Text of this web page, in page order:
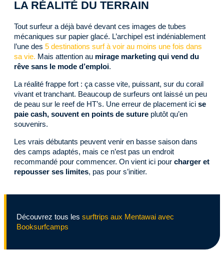
LA RÉALITÉ DU TERRAIN
Tout surfeur a déjà bavé devant ces images de tubes
mécaniques sur papier glacé. L’archipel est indéniablement
l’une des 5 destinations surf à voir au moins une fois dans
sa vie. Mais attention au mirage marketing qui vend du
rêve sans le mode d’emploi.
La réalité frappe fort : ça casse vite, puissant, sur du corail
vivant et tranchant. Beaucoup de surfeurs ont laissé un peu
de peau sur le reef de HT’s. Une erreur de placement ici se
paie cash, souvent en points de suture plutôt qu’en
souvenirs.
Les vrais débutants peuvent venir en basse saison dans
des camps adaptés, mais ce n’est pas un endroit
recommandé pour commencer. On vient ici pour charger et
repousser ses limites, pas pour s’initier.
Découvrez tous les surftrips aux Mentawai avec
Booksurfcamps